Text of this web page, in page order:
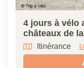
4 jours à vélo
châteaux de
Itinérance